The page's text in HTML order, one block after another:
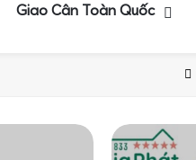
Giao Cân Toàn Quốc